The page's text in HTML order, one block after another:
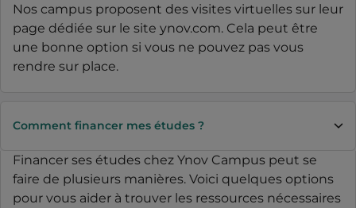
Nos campus proposent des visites virtuelles sur leur
page dédiée sur le site ynov.com. Cela peut être
une bonne option si vous ne pouvez pas vous
rendre sur place.
Comment financer mes études ?
Financer ses études chez Ynov Campus peut se
faire de plusieurs manières. Voici quelques options
pour vous aider à trouver les ressources nécessaires